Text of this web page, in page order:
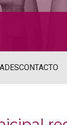
CONTACTO